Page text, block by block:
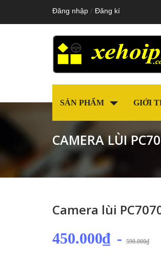
Đăng nhập / Đăng kí
SẢN PHẨM GIỚI
CAMERA LÙI
Camera lùi
450.000₫ - 590.000₫